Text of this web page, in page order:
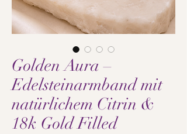
Golden Aura –
Edelsteinarmband mit
natürlichem Citrin &
18k Gold Filled